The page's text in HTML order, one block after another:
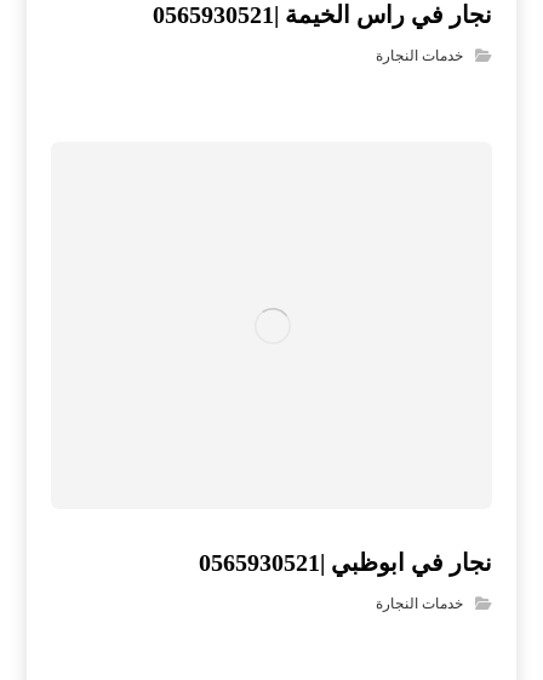
نجار في راس الخيمة |0565930521
خدمات النجارة
نجار في ابوظبي |0565930521
خدمات النجارة